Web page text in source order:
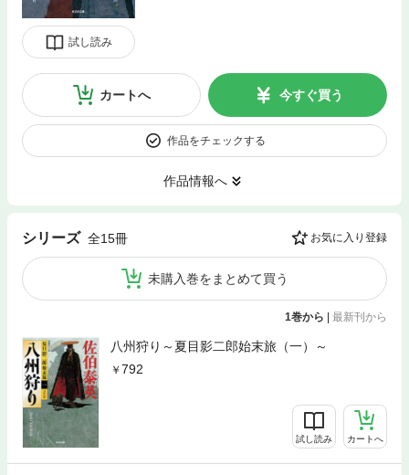
試し読み
カートへ 今すぐ買う
作品をチェックする
作品情報へ
シリーズ 全15冊 お気に入り登録
未購入巻をまとめて買う
1巻から | 最新刊から
八州狩り～夏目影二郎始末旅（一）～
792
試し読み カートへ